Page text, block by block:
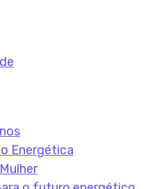
Energética